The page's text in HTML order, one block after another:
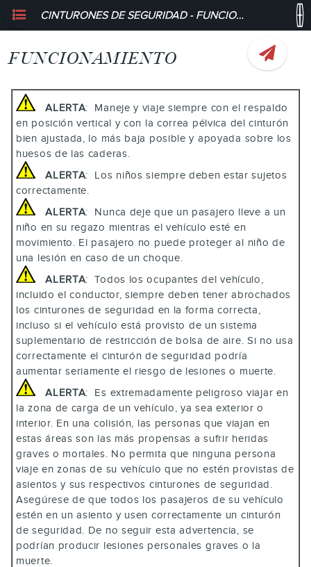
CINTURONES DE SEGURIDAD - FUNCIONAMIENTO
FUNCIONAMIENTO
ALERTA: Maneje y viaje siempre con el respaldo
en posición vertical y con la correa pélvica del cinturón
bien ajustada, lo más baja posible y apoyada sobre los
huesos de las caderas.
ALERTA: Los niños siempre deben estar sujetos
correctamente.
ALERTA: Nunca deje que un pasajero lleve a un
niño en su regazo mientras el vehículo esté en
movimiento. El pasajero no puede proteger al niño de
una lesión en caso de un choque.
ALERTA: Todos los ocupantes del vehículo,
incluido el conductor, siempre deben tener abrochados
los cinturones de seguridad en la forma correcta,
incluso si el vehículo está provisto de un sistema
suplementario de restricción de bolsa de aire. Si no usa
correctamente el cinturón de seguridad podría
aumentar seriamente el riesgo de lesiones o muerte.
ALERTA: Es extremadamente peligroso viajar en
la zona de carga de un vehículo, ya sea exterior o
interior. En una colisión, las personas que viajan en
estas áreas son las más propensas a sufrir heridas
graves o mortales. No permita que ninguna persona
viaje en zonas de su vehículo que no estén provistas de
asientos y sus respectivos cinturones de seguridad.
Asegúrese de que todos los pasajeros de su vehículo
estén en un asiento y usen correctamente un cinturón
de seguridad. De no seguir esta advertencia, se
podrían producir lesiones personales graves o la
muerte.